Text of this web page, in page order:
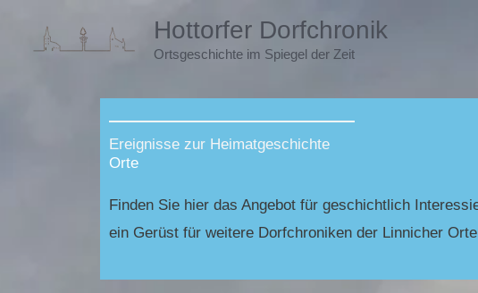
Hottorfer Dorfchronik
Ortsgeschichte im Spiegel der Zeit
Ereignisse zur Heimatgeschichte
Orte
Finden Sie hier das Angebot für geschichtlich
ein Gerüst für weitere Dorfchroniken der Linnicher